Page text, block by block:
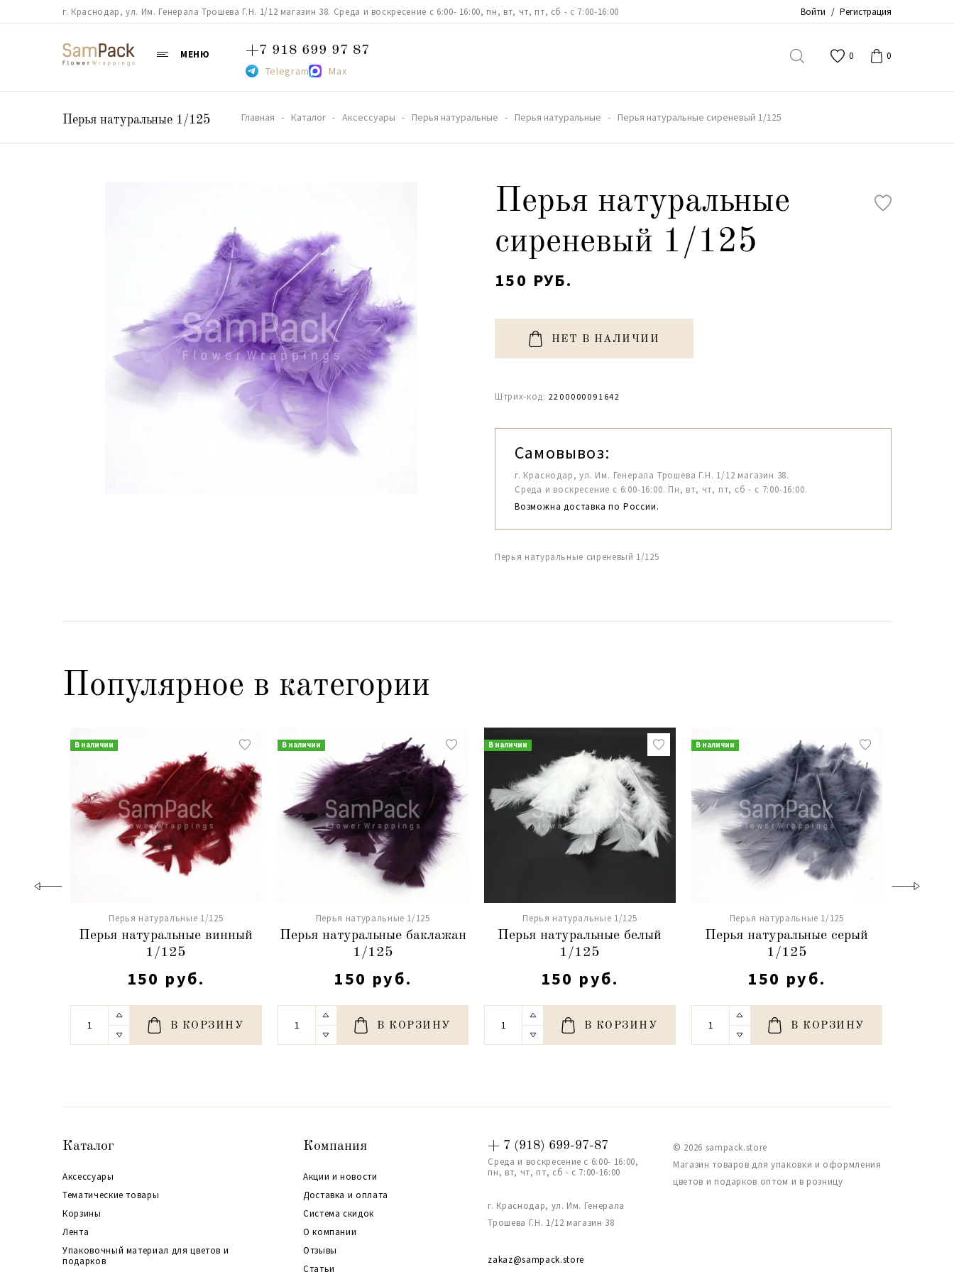
г. Краснодар, ул. Им. Генерала Трошева Г.Н. 1/12 магазин 38. Среда и воскресение с 6:00- 16:00, пн, вт, чт, пт, сб - с 7:00-16:00 Войти / Регистрация
МЕНЮ +7 918 699 97 87
Telegram Max
0 0
Перья натуральные 1/125 Главная Каталог Аксессуары Перья натуральные Перья натуральные Перья натуральные сиреневый 1/125
Перья натуральные
сиреневый 1/125
150 РУБ.
НЕТ В НАЛИЧИИ
Штрих-код: 2200000091642
Самовывоз:
г. Краснодар, ул. Им. Генерала Трошева Г.Н. 1/12 магазин 38.
Среда и воскресение с 6:00-16:00. Пн, вт, чт, пт, сб - с 7:00-16:00.
Возможна доставка по России.
Перья натуральные сиреневый 1/125
Популярное в категории
В наличии
Перья натуральные 1/125
Перья натуральные винный
1/125
150 руб.
В КОРЗИНУ
В наличии
Перья натуральные 1/125
Перья натуральные баклажан
1/125
150 руб.
В КОРЗИНУ
В наличии
Перья натуральные 1/125
Перья натуральные белый
1/125
150 руб.
В КОРЗИНУ
В наличии
Перья натуральные 1/125
Перья натуральные серый
1/125
150 руб.
В КОРЗИНУ
Каталог
Аксессуары
Тематические товары
Корзины
Лента
Упаковочный материал для цветов и
подарков
Компания
Акции и новости
Доставка и оплата
Система скидок
О компании
Отзывы
Статьи
+ 7 (918) 699-97-87
Среда и воскресение с 6:00- 16:00,
пн, вт, чт, пт, сб - с 7:00-16:00
г. Краснодар, ул. Им. Генерала
Трошева Г.Н. 1/12 магазин 38
zakaz@sampack.store
© 2026 sampack.store
Магазин товаров для упаковки и оформления
цветов и подарков оптом и в розницу